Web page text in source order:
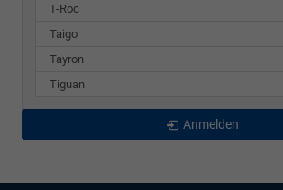
T-Roc
Taigo
Tayron
Tiguan
Anmelden